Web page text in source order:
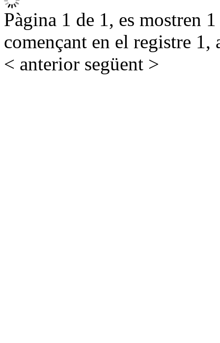
Pàgina 1 de 1, es mostren
començant en el registre 1,
< anterior següent >